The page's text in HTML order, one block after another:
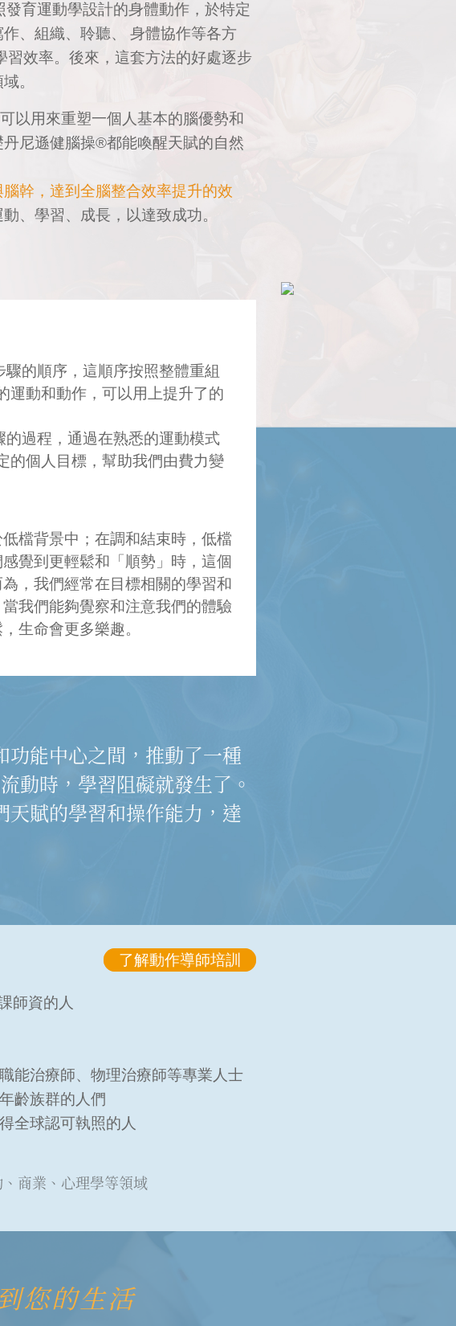
育運動學設計的身體動作，於特定
、組織、聆聽、 身體協作等各方
效率。後來，這套方法的好處逐步
。
以用來重塑一個人基本的腦優勢和
尼遜健腦操®都能喚醒天賦的自然
幹，達到全腦整合效率提升的效
、學習、成長，以達致成功。
的順序，這順序按照整體重組
運動和動作，可以用上提升了的
過程，通過在熟悉的運動模式
的個人目標，幫助我們由費力變
檔背景中；在調和結束時，低檔
覺到更輕鬆和「順勢」時，這個
，我們經常在目標相關的學習和
我們能夠覺察和注意我們的體驗
生命會更多樂趣。
能中心之間，推動了一種
動時，學習阻礙就發生了。
賦的學習和操作能力，達
了解動作導師培訓
師資的人
能治療師、物理治療師等專業人士
齡族群的人們
全球認可執照的人
商業、心理學等領域
您的生活